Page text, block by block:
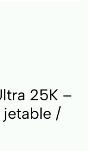
25K –
/